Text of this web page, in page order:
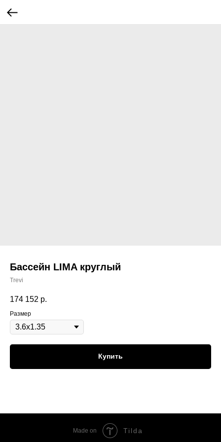
Бассейн LIMA круглый
Trevi
174 152 р.
Размер
Купить
Made on Tilda